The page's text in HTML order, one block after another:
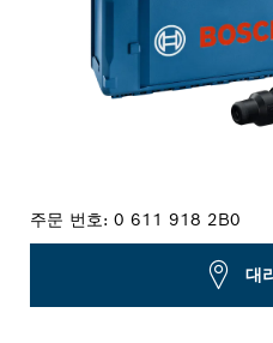
주문 번호: 0 611 918 2B0
대